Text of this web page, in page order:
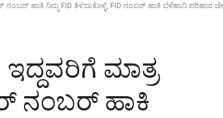
ನಂಬರ್ ಹಾಕಿ ನಿಮ್ಮ FID ತಿಳಿದುಕೊಳ್ಳಿ, FID ನಂಬರ್ ಹಾಕಿ ಬೆಳೆಹಾನಿ ಪರಿಹಾರ
ಇದ್ದವರಿಗೆ ಮಾತ್ರ
ನಂಬರ್ ಹಾಕಿ